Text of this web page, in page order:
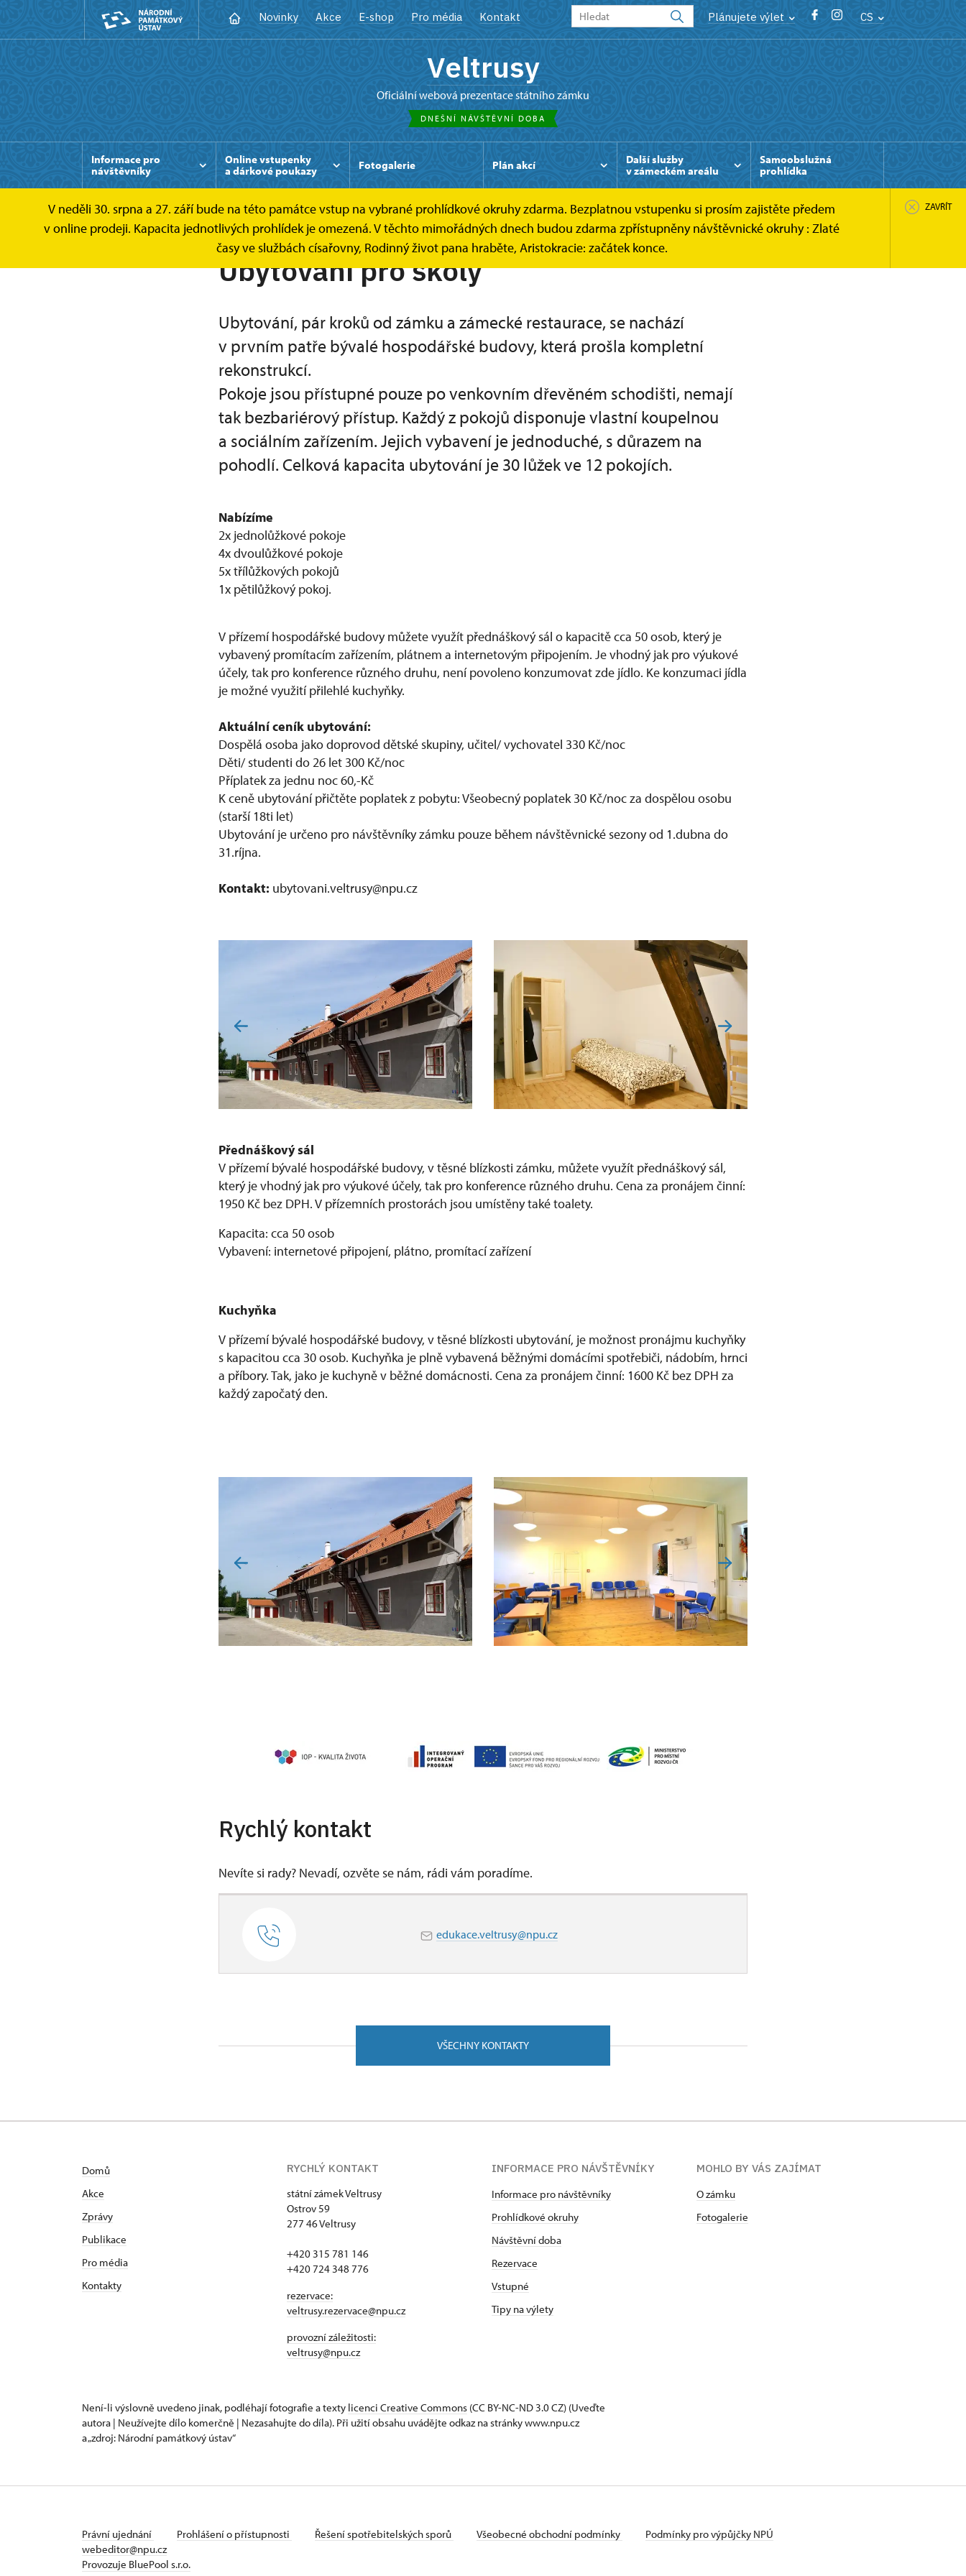
Novinky Akce E-shop Pro média Kontakt Plánujete výlet CS
Veltrusy
oficiální webová prezentace státního zámku
DNEŠNÍ NÁVŠTĚVNÍ DOBA
Informace pro
návštěvníky
Online vstupenky
a dárkové poukazy
Fotogalerie Plán akcí
Další služby
v zámeckém areálu
Samoobslužná
prohlídka
V neděli 30. srpna a 27. září bude na této památce vstup na vybrané prohlídkové okruhy zdarma. Bezplatnou vstupenku si prosím zajistěte předem
v online prodeji. Kapacita jednotlivých prohlídek je omezená. V těchto mimořádných dnech budou zdarma zpřístupněny návštěvnické okruhy : Zlaté
časy ve službách císařovny, Rodinný život pana hraběte, Aristokracie: začátek konce.
ZAVŘÍT
Ubytování pro školy
Ubytování, pár kroků od zámku a zámecké restaurace, se nachází
v prvním patře bývalé hospodářské budovy, která prošla kompletní
rekonstrukcí.
Pokoje jsou přístupné pouze po venkovním dřevěném schodišti, nemají
tak bezbariérový přístup. Každý z pokojů disponuje vlastní koupelnou
a sociálním zařízením. Jejich vybavení je jednoduché, s důrazem na
pohodlí. Celková kapacita ubytování je 30 lůžek ve 12 pokojích.
Nabízíme
2x jednolůžkové pokoje
4x dvoulůžkové pokoje
5x třílůžkových pokojů
1x pětilůžkový pokoj.
V přízemí hospodářské budovy můžete využít přednáškový sál o kapacitě cca 50 osob, který je
vybavený promítacím zařízením, plátnem a internetovým připojením. Je vhodný jak pro výukové
účely, tak pro konference různého druhu, není povoleno konzumovat zde jídlo. Ke konzumaci jídla
je možné využití přilehlé kuchyňky.
Aktuální ceník ubytování:
Dospělá osoba jako doprovod dětské skupiny, učitel/ vychovatel 330 Kč/noc
Děti/ studenti do 26 let 300 Kč/noc
Příplatek za jednu noc 60,-Kč
K ceně ubytování přičtěte poplatek z pobytu: Všeobecný poplatek 30 Kč/noc za dospělou osobu
(starší 18ti let)
Ubytování je určeno pro návštěvníky zámku pouze během návštěvnické sezony od 1.dubna do
31.ríjna.
Kontakt: ubytovani.veltrusy@npu.cz
Přednáškový sál
V přízemí bývalé hospodářské budovy, v těsné blízkosti zámku, můžete využít přednáškový sál,
který je vhodný jak pro výukové účely, tak pro konference různého druhu. Cena za pronájem činní:
1950 Kč bez DPH. V přízemních prostorách jsou umístěny také toalety.
Kapacita: cca 50 osob
Vybavení: internetové připojení, plátno, promítací zařízení
Kuchyňka
V přízemí bývalé hospodářské budovy, v těsné blízkosti ubytování, je možnost pronájmu kuchyňky
s kapacitou cca 30 osob. Kuchyňka je plně vybavená běžnými domácími spotřebiči, nádobím, hrnci
a příbory. Tak, jako je kuchyně v běžné domácnosti. Cena za pronájem činní: 1600 Kč bez DPH za
každý započatý den.
Rychlý kontakt
Nevíte si rady? Nevadí, ozvěte se nám, rádi vám poradíme.
edukace.veltrusy@npu.cz
VŠECHNY KONTAKTY
Domů
Akce
Zprávy
Publikace
Pro média
Kontakty
RYCHLÝ KONTAKT
státní zámek Veltrusy
Ostrov 59
277 46 Veltrusy
+420 315 781 146
+420 724 348 776
rezervace:
veltrusy.rezervace@npu.cz
provozní záležitosti:
veltrusy@npu.cz
INFORMACE PRO NÁVŠTĚVNÍKY
Informace pro návštěvníky
Prohlídkové okruhy
Návštěvní doba
Rezervace
Vstupné
Tipy na výlety
MOHLO BY VÁS ZAJÍMAT
O zámku
Fotogalerie
Není-li výslovně uvedeno jinak, podléhají fotografie a texty licenci Creative Commons (CC BY-NC-ND 3.0 CZ) (Uveďte
autora | Neužívejte dílo komerčně | Nezasahujte do díla). Při užití obsahu uvádějte odkaz na stránky www.npu.cz
a „zdroj: Národní památkový ústav“
Právní ujednání Prohlášení o přístupnosti Řešení spotřebitelských sporů Všeobecné obchodní podmínky
Podmínky pro výpůjčky NPÚ
webeditor@npu.cz
Provozuje BluePool s.r.o.